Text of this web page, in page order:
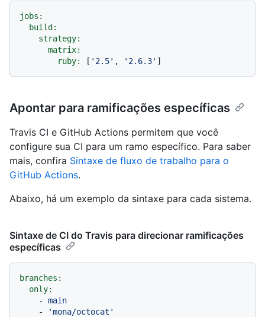
jobs:
build:
strategy:
matrix:
ruby:
[ '2.5' , '2.6.3'
Apontar para ramificações específicas
Travis CI e GitHub Actions permitem que você
configure sua CI para um ramo específico. Para saber
mais, confira Sintaxe de fluxo de trabalho para o
GitHub Actions.
Abaixo, há um exemplo da sintaxe para cada sistema.
Sintaxe de CI do Travis para direcionar ramificações
específicas
branches:
only:
-
main
-
'mona/octocat'